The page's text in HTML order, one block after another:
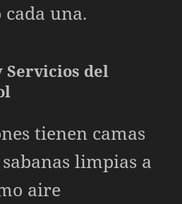
una.
del
tienen camas
limpias a
aire